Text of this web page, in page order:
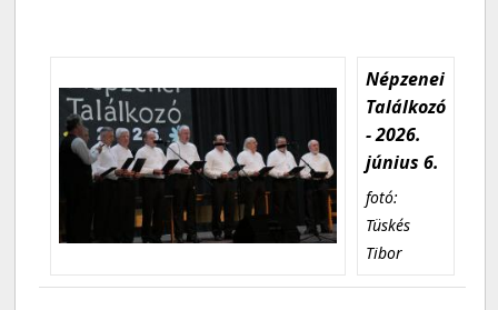
Népzenei
Találkozó
- 2026.
június 6.
fotó:
Tüskés
Tibor